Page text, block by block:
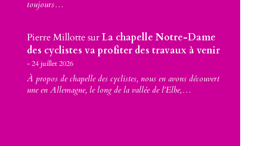
toujours…
Pierre MillottesurLa chapelle Notre-Dame
des cyclistes va profiter des travaux à venir
24 juillet 2026
À propos de chapelle des cyclistes, nous en avons découvert
une en Allemagne, le long de la vallée de l'Elbe,…